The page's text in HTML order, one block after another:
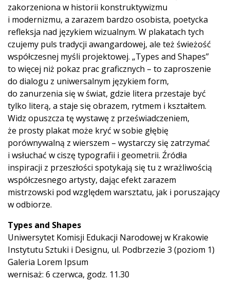
zakorzeniona w historii konstruktywizmu
i modernizmu, a zarazem bardzo osobista, poetycka
refleksja nad językiem wizualnym. W plakatach tych
czujemy puls tradycji awangardowej, ale też świeżość
współczesnej myśli projektowej. „Types and Shapes”
to więcej niż pokaz prac graficznych – to zaproszenie
do dialogu z uniwersalnym językiem form,
do zanurzenia się w świat, gdzie litera przestaje być
tylko literą, a staje się obrazem, rytmem i kształtem.
Widz opuszcza tę wystawę z przeświadczeniem,
że prosty plakat może kryć w sobie głębię
porównywalną z wierszem – wystarczy się zatrzymać
i wsłuchać w ciszę typografii i geometrii. Źródła
inspiracji z przeszłości spotykają się tu z wrażliwością
współczesnego artysty, dając efekt zarazem
mistrzowski pod względem warsztatu, jak i poruszający
w odbiorze.
Types and Shapes
Uniwersytet Komisji Edukacji Narodowej w Krakowie
Instytutu Sztuki i Designu, ul. Podbrzezie 3 (poziom 1)
Galeria Lorem Ipsum
wernisaż: 6 czerwca, godz. 11.30